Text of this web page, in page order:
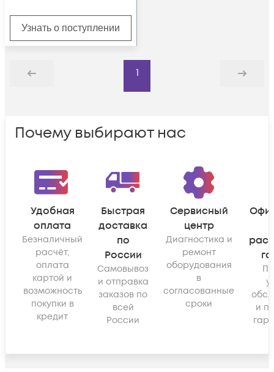
Узнать о поступлении
Назад
1
Дальше
Почему выбирают нас
Удобная
оплата
Безналичный
расчёт,
оплата
картой и
возможность
покупки в
кредит
Быстрая
доставка
по
России
Самовывоз
и отправка
заказов по
всей
России
Сервисный
центр
Диагностика и
ремонт
оборудования
в
согласованные
сроки
и